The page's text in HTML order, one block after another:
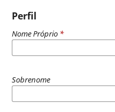
Perfil
Nome Próprio *
Sobrenome